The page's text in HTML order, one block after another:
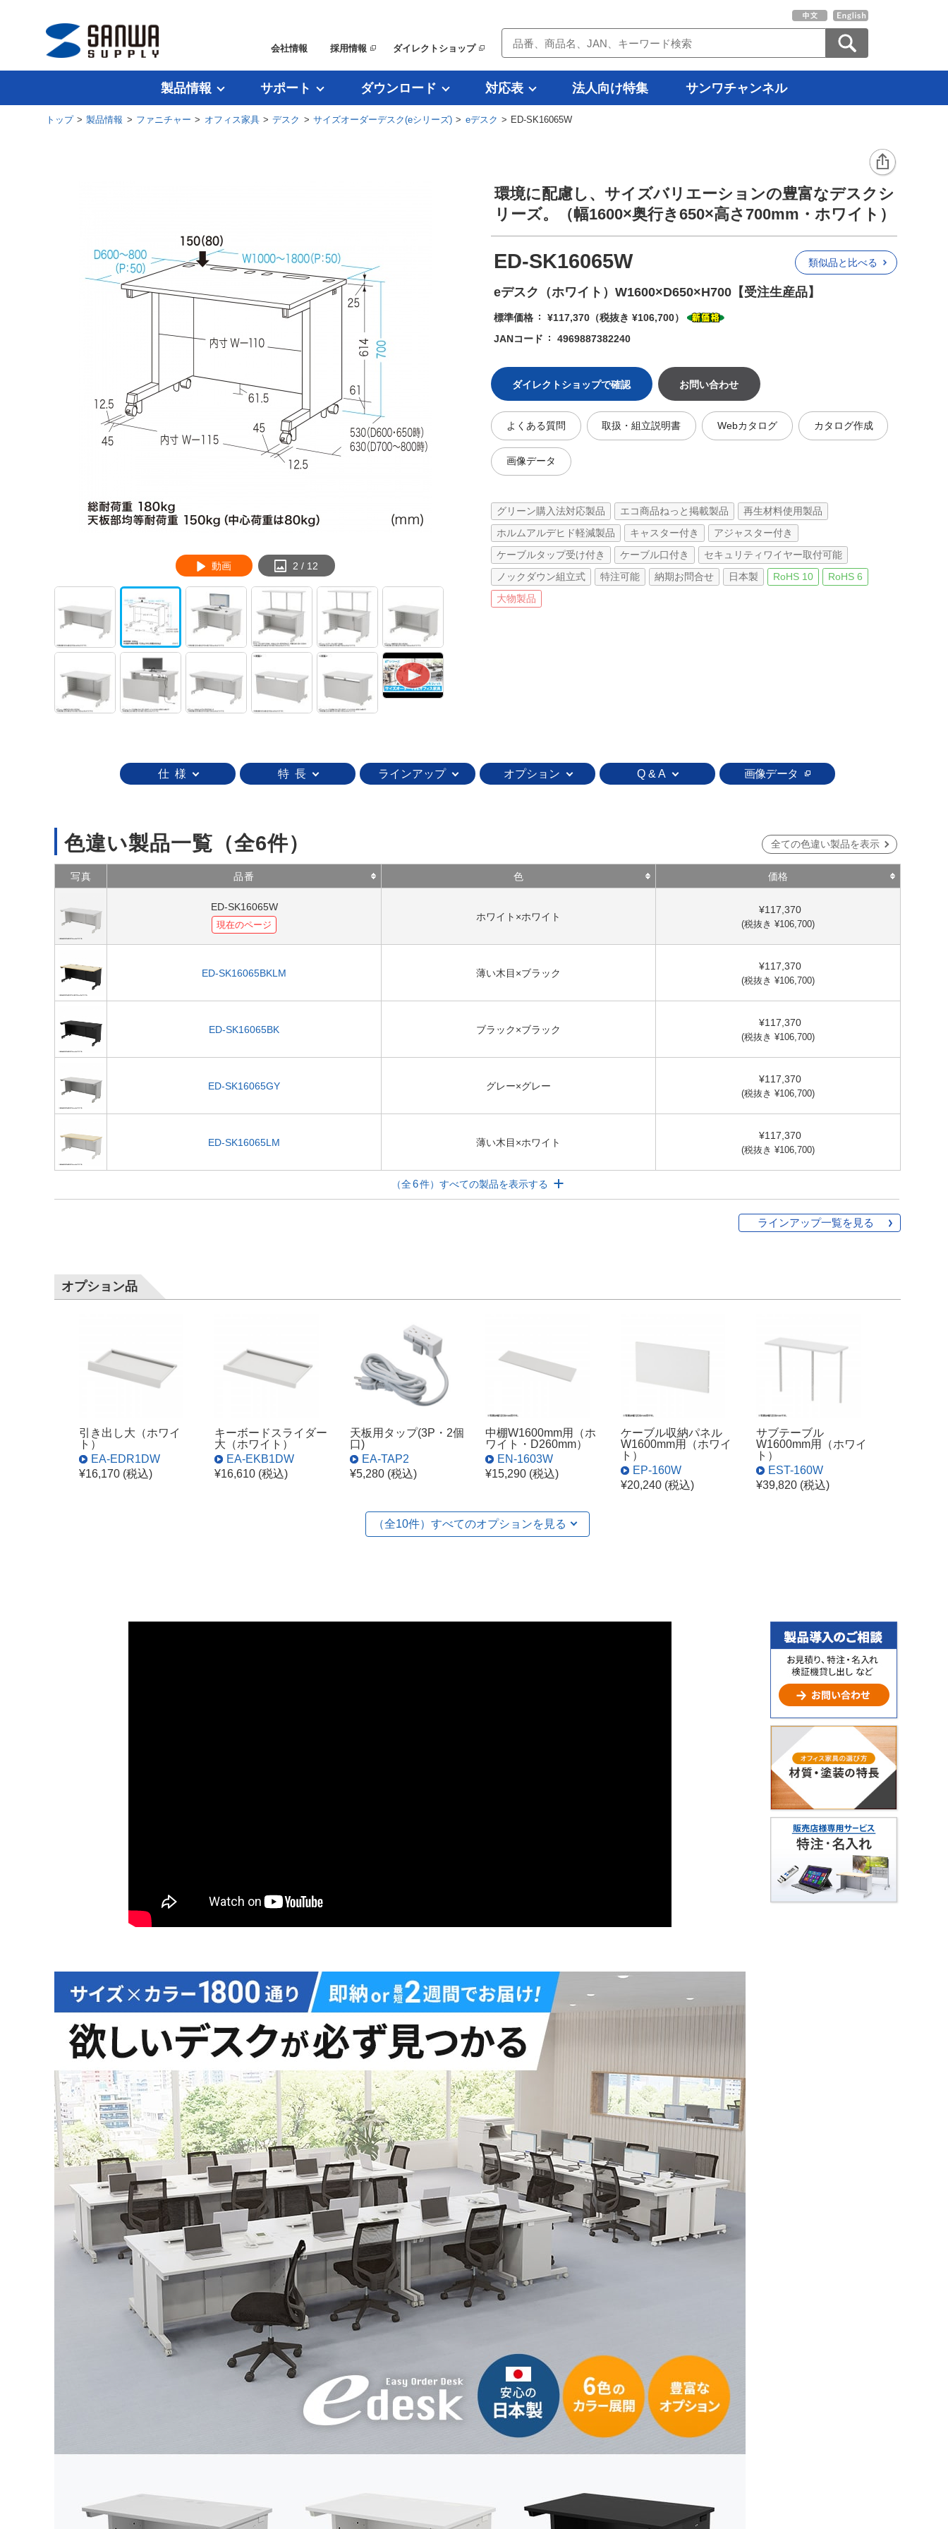
会社情報 採用情報 ダイレクトショップ
製品情報 サポート ダウンロード 対応表 法人向け特集 サンワチャンネル
トップ>製品情報 > ファニチャー > オフィス家具>デスク > サイズオーダーデスク(eシリーズ)> eデスク > ED-SK16065W
動画 3 / 12
環境に配慮し、サイズバリエーションの豊富なデスクシ
リーズ。（幅1600×奥行き650×高さ700mm・ホワイト）
ED-SK16065W
eデスク（ホワイト）W1600×D650×H700【受注生産品】
類似品と比べる
標準価格 ¥117,370 （税抜き ¥106,700）
JANコード
4969887382240
ダイレクトショップで確認 お問い合わせ
よくある質問 取扱・組立説明書 Webカタログ カタログ作成
画像データ
グリーン購入法対応製品 エコ商品ねっと掲載製品 再生材料使用製品
ホルムアルデヒド軽減製品 キャスター付き アジャスター付き
ケーブルタップ受け付き ケーブル口付き セキュリティワイヤー取付可能
ノックダウン組立式 特注可能 納期お問合せ 日本製 RoHS 10 RoHS 6
大物製品
仕 様 特 長 ラインアップ オプション Q & A 画像データ
色違い製品一覧 （全6件） 全ての色違い製品を表示
写真 品番 色 価格
ED-SK16065W
現在のページ
ホワイト×ホワイト
¥117,370
(税抜き ¥106,700)
ED-SK16065BKLM 薄い木目×ブラック
¥117,370
(税抜き ¥106,700)
ED-SK16065BK ブラック×ブラック
¥117,370
(税抜き ¥106,700)
ED-SK16065GY グレー×グレー
¥117,370
(税抜き ¥106,700)
ED-SK16065LM 薄い木目×ホワイト
¥117,370
(税抜き ¥106,700)
（全6件）すべての製品を表示する
ラインアップ一覧を見る
オプション品
引き出し大（ホワイ
ト）
EA-EDR1DW
¥16,170 (税込)
キーボードスライダー
大（ホワイト）
EA-EKB1DW
¥16,610 (税込)
天板用タップ(3P・2個
口)
EA-TAP2
¥5,280 (税込)
中棚W1600mm用（ホ
ワイト・D260mm）
EN-1603W
¥15,290 (税込)
ケーブル収納パネル
W1600mm用（ホワイ
ト）
EP-160W
¥20,240 (税込)
サブテーブル
W1600mm用（ホワイ
ト）
EST-160W
¥39,820 (税込)
（全10件） すべてのオプションを見る